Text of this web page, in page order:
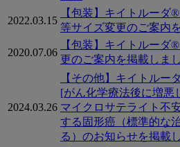
2022.03.15
【包装】キイトルーダ
等サイズ変更のご案内
2020.07.06
【包装】キイトルーダ
更のご案内を掲載しまし
2024.03.26
【その他】キイトルー
[がん化学療法後に増悪
マイクロサテライト不
する固形癌（標準的な
る）のお知らせを掲載